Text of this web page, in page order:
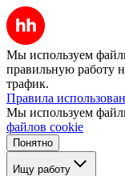
Мы используем
правильную работу
трафик.
Правила
Мы используем
файлов cookie
Понятно
Ищу работу